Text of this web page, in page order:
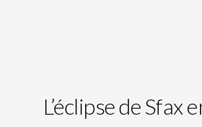
L’éclipse de Sfax